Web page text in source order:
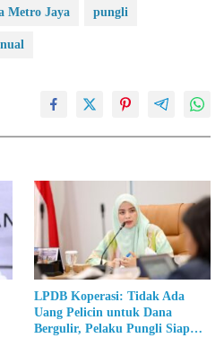
Metro Jaya pungli
LPDB Koperasi: Tidak Ada
Uang Pelicin untuk Dana
Bergulir, Pelaku Pungli Siap